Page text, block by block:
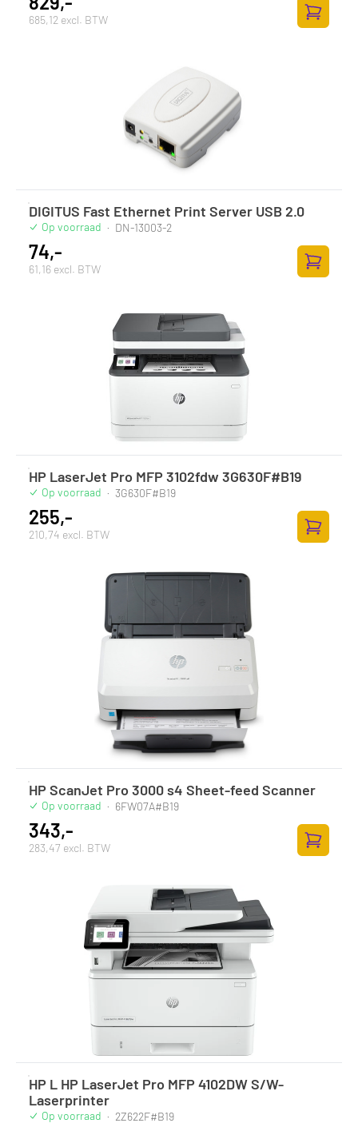
685,12 excl. BTW
DIGITUS Fast Ethernet Print Server USB 2.0
Op voorraad · DN-13003-2
74,-
61,16 excl. BTW
HP LaserJet Pro MFP 3102fdw 3G630F#B19
Op voorraad · 3G630F#B19
255,-
210,74 excl. BTW
HP ScanJet Pro 3000 s4 Sheet-feed Scanner
Op voorraad · 6FW07A#B19
343,-
283,47 excl. BTW
HP L HP LaserJet Pro MFP 4102DW S/W-
Laserprinter
Op voorraad · 2Z622F#B19